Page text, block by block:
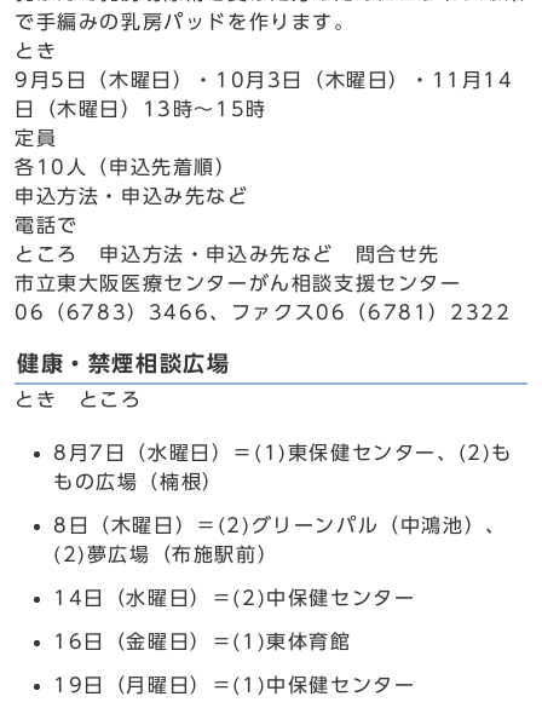
で手編みの乳房パッドを作ります。
とき
9月5日（木曜日）・10月3日（木曜日）・11月14
日（木曜日）13時～15時
定員
各10人（申込先着順）
申込方法・申込み先など
電話で
ところ 申込方法・申込み先など 問合せ先
市立東大阪医療センターがん相談支援センター
06（6783）3466、ファクス06（6781）2322
健康・禁煙相談広場
とき ところ
8月7日（水曜日）＝(1)東保健センター、(2)も
もの広場（楠根）
8日（木曜日）＝(2)グリーンパル（中鴻池）、
(2)夢広場（布施駅前）
14日（水曜日）＝(2)中保健センター
16日（金曜日）＝(1)東体育館
19日（月曜日）＝(1)中保健センター